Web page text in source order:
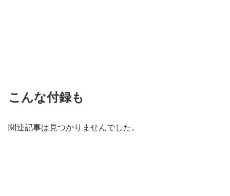
こんな付録も
関連記事は見つかりませんでした。